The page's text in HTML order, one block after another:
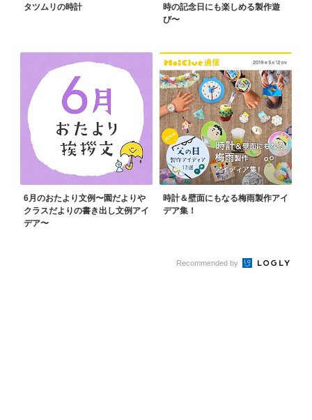
タツムリの時計
時の記念日にも楽しめる製作遊
び〜
6月のおたより文例〜園だよりや
クラスだよりの書き出し文例アイ
デア〜
時計＆壁面にもなる梅雨製作アイ
デア集！
Recommended by